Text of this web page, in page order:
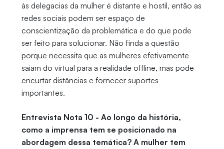
às delegacias da mulher é distante e hostil, então as
redes sociais podem ser espaço de
conscientização da problemática e do que pode
ser feito para solucionar. Não finda a questão
porque necessita que as mulheres efetivamente
saiam do virtual para a realidade offline, mas pode
encurtar distâncias e fornecer suportes
importantes.
Entrevista Nota 10 - Ao longo da história,
como a imprensa tem se posicionado na
abordagem dessa temática? A mulher tem